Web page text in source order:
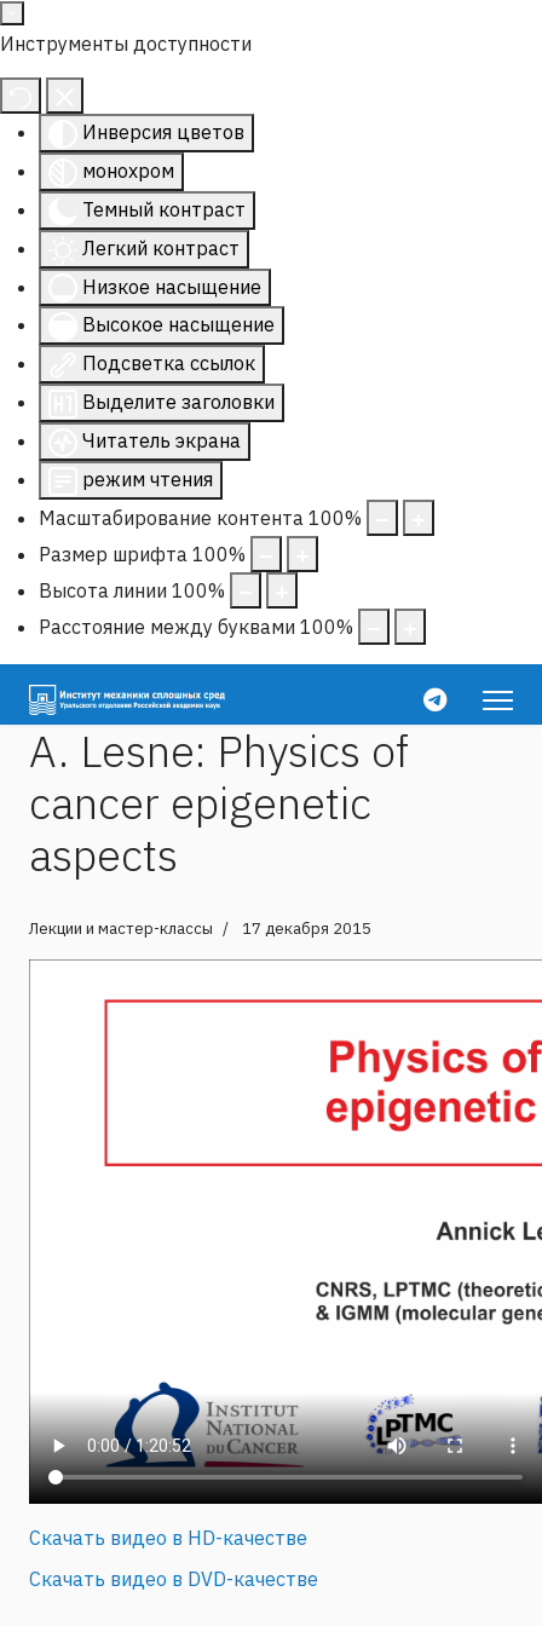
Инструменты доступности
Инверсия цветов
монохром
Темный контраст
Легкий контраст
Низкое насыщение
Высокое насыщение
Подсветка ссылок
Выделите заголовки
Читатель экрана
режим чтения
Масштабирование контента 100%
Размер шрифта 100%
Высота линии 100%
Расстояние между буквами 100%
A. Lesne: Physics of
cancer epigenetic
aspects
Лекции и мастер-классы 17 декабря 2015
Скачать видео в HD-качестве
Скачать видео в DVD-качестве